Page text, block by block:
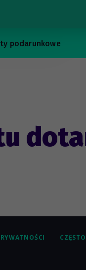
podarunkowe